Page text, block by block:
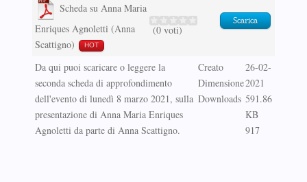
Scheda su Anna Maria
Enriques Agnoletti (Anna
Scattigno)
HOT
(0 voti)
Scarica
Da qui puoi scaricare o leggere la
seconda scheda di approfondimento
dell'evento di lunedì 8 marzo 2021, sulla
presentazione di Anna Maria Enriques
Agnoletti da parte di Anna Scattigno.
Creato
Dimensione
Downloads
26-02-
2021
591.86
KB
917